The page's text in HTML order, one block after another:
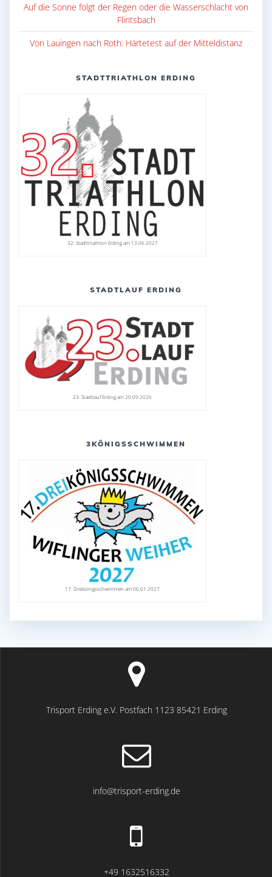
Auf die Sonne folgt der Regen oder die Wasserschlacht von
Flintsbach
Von Lauingen nach Roth: Härtetest auf der Mitteldistanz
STADTTRIATHLON ERDING
32. Stadttriathlon Erding am 13.06.2027
STADTLAUF ERDING
23. Stadtlauf Erding am 20.09.2026
3KÖNIGSSCHWIMMEN
17. Dreikönigsschwimmen am 06.01.2027
Trisport Erding e.V. Postfach 1123 85421 Erding
info@trisport-erding.de
+49 1632516332